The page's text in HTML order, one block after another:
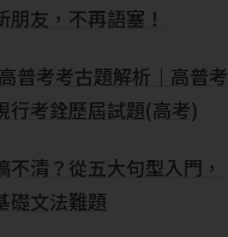
朋友，不再語塞！
普考考古題解析｜高普考
行考銓歷屆試題(高考)
不清？從五大句型入門，
礎文法難題